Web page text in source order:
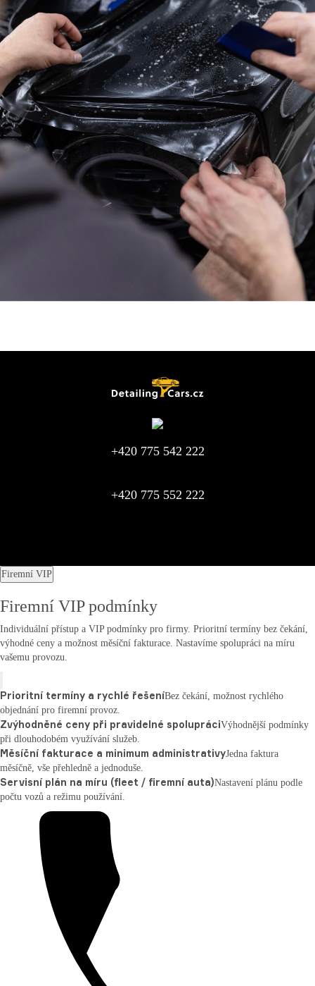
+420 775 542 222
+420 775 552 222
Firemní VIP
Firemní VIP podmínky
Individuální přístup a VIP podmínky pro firmy. Prioritní termíny bez čekání,
výhodné ceny a možnost měsíční fakturace. Nastavíme spolupráci na míru
vašemu provozu.
Prioritní termíny a rychlé řešeníBez čekání, možnost rychlého
objednání pro firemní provoz.
Zvýhodněné ceny při pravidelné spolupráciVýhodnější podmínky
při dlouhodobém využívání služeb.
Měsíční fakturace a minimum administrativyJedna faktura
měsíčně, vše přehledně a jednoduše.
Servisní plán na míru (fleet / firemní auta)Nastavení plánu podle
počtu vozů a režimu používání.